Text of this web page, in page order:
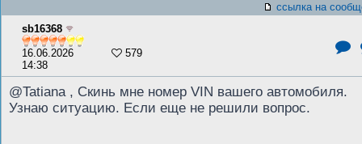
ссылка на
sb16368
16.06.2026
14:38
579
@Tatiana , Скинь мне номер VIN вашего автомобиля.
Узнаю ситуацию. Если еще не решили вопрос.